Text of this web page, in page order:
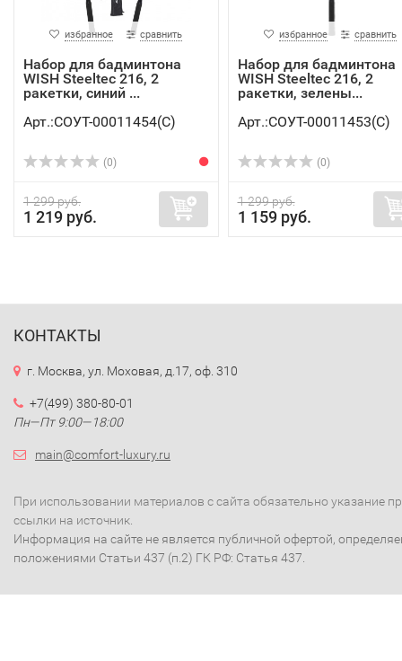
избранное сравнить
Набор для бадминтона
WISH Steeltec 216, 2
ракетки, синий ...
Арт.:СОУТ-00011454(C)
(0)
1 299 руб.
1 219 руб.
избранное сравнить
Набор для бадминтона
WISH Steeltec 216, 2
ракетки, зелены...
Арт.:СОУТ-00011453(C)
(0)
1 299 руб.
1 159 руб.
КОНТАКТЫ
г. Москва, ул. Моховая, д.17, оф. 310
+7(499) 380-80-01
Пн—Пт 9:00—18:00
main@comfort-luxury.ru
При использовании материалов с сайта обязательно указание
ссылки на источник.
Информация на сайте не является публичной офертой,
положениями Статьи 437 (п.2) ГК РФ: Статья 437.